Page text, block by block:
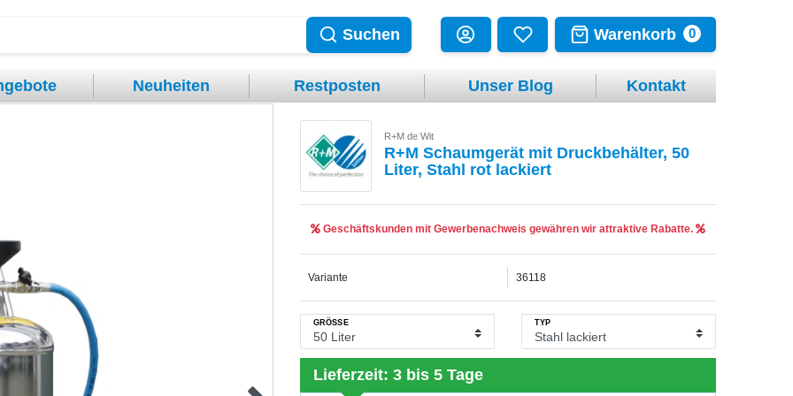
Warenkorb 0
Suchen
Neuheiten Restposten Unser Blog Kontakt
R+M de Wit
R+M Schaumgerät mit Druckbehälter, 50
Liter, Stahl rot lackiert
Geschäftskunden mit Gewerbenachweis gewähren wir attraktive Rabatte.
Variante 36118
GRÖSSE TYP
Lieferzeit: 3 bis 5 Tage